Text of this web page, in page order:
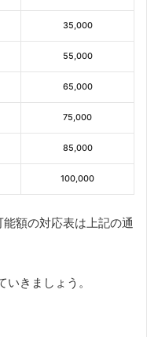
35,000
55,000
65,000
75,000
85,000
100,000
額の対応表は上記の通
きましょう。